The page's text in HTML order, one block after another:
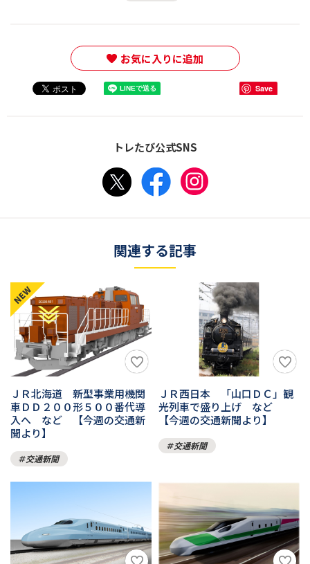
お気に入りに追加
Save
トレたび公式SNS
関連する記事
ＪＲ北海道 新型事業用機関
車ＤＤ２００形５００番代導
入へ など 【今週の交通新
聞より】
交通新聞
ＪＲ西日本 「山口ＤＣ」観
光列車で盛り上げ など
【今週の交通新聞より】
交通新聞